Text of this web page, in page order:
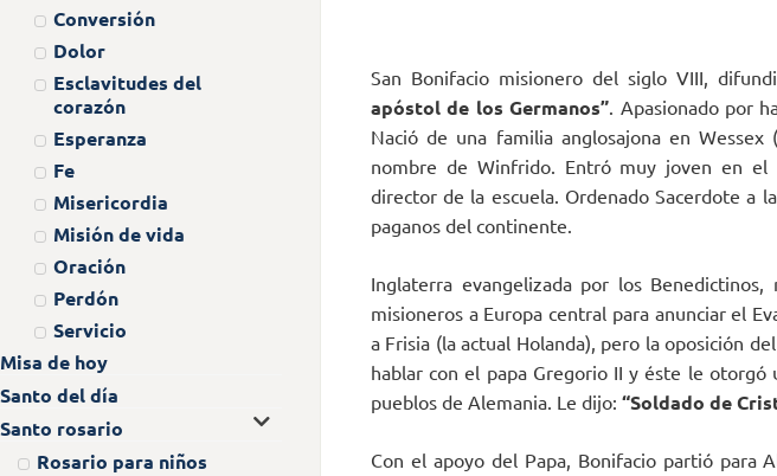
Conversión
Dolor
Esclavitudes del
corazón
Esperanza
Fe
Misericordia
Misión de vida
Oración
Perdón
Servicio
Misa de hoy
Santo del día
Santo rosario
Rosario para niños
San Bonifacio misionero del siglo VIII,
apóstol de los Germanos”. Apasionado por
Nació de una familia anglosajona en
nombre de Winfrido. Entró muy joven en
director de la escuela. Ordenado Sacerdote a
paganos del continente.
Inglaterra evangelizada por los
misioneros a Europa central para anunciar el
a Frisia (la actual Holanda), pero la oposición
hablar con el papa Gregorio II y éste le
pueblos de Alemania. Le dijo: “Soldado de
Con el apoyo del Papa, Bonifacio partió para